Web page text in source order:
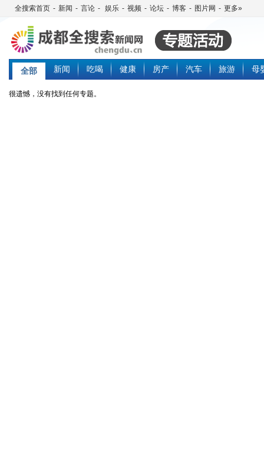
全搜索首页 - 新闻 - 言论 - 娱乐 - 视频 - 论坛 - 博客 - 图片网 - 更多»
全部 新闻 吃喝 健康 房产 汽车 旅游 母
很遗憾，没有找到任何专题。